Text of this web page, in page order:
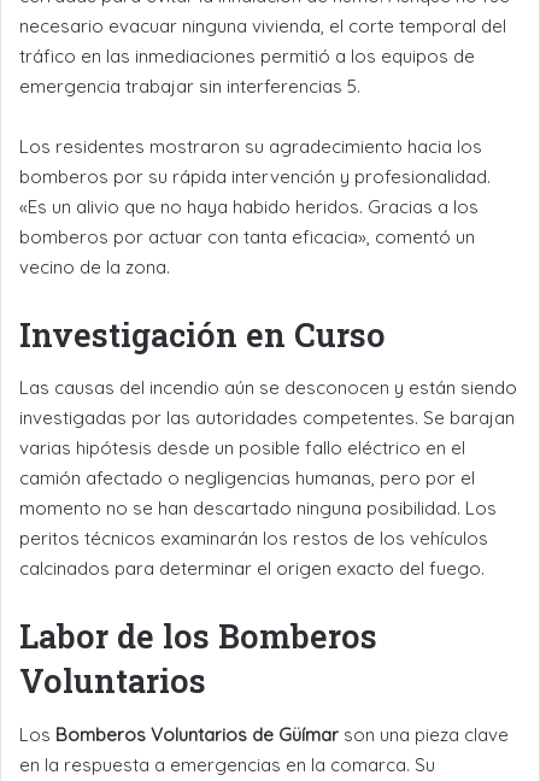
necesario evacuar ninguna vivienda, el corte temporal del
tráfico en las inmediaciones permitió a los equipos de
emergencia trabajar sin interferencias 5.
Los residentes mostraron su agradecimiento hacia los
bomberos por su rápida intervención y profesionalidad.
«Es un alivio que no haya habido heridos. Gracias a los
bomberos por actuar con tanta eficacia», comentó un
vecino de la zona.
Investigación en Curso
Las causas del incendio aún se desconocen y están siendo
investigadas por las autoridades competentes. Se barajan
varias hipótesis desde un posible fallo eléctrico en el
camión afectado o negligencias humanas, pero por el
momento no se han descartado ninguna posibilidad. Los
peritos técnicos examinarán los restos de los vehículos
calcinados para determinar el origen exacto del fuego.
Labor de los Bomberos
Voluntarios
Los Bomberos Voluntarios de Güímar son una pieza clave
en la respuesta a emergencias en la comarca. Su